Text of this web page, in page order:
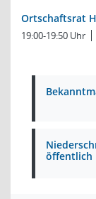
Ortschaftsrat
19:00-19:50 Uhr
öffentlich